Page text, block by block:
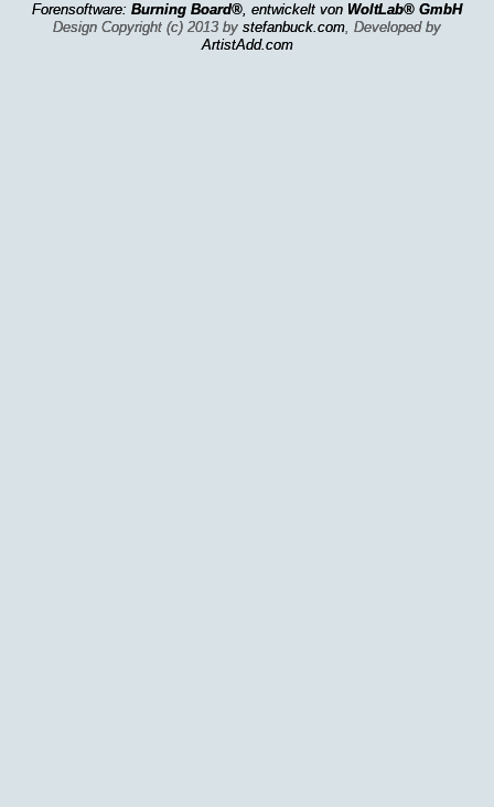
Forensoftware: Burning Board®, entwickelt von WoltLab® GmbH
Design Copyright (c) 2013 by stefanbuck.com, Developed by
ArtistAdd.com